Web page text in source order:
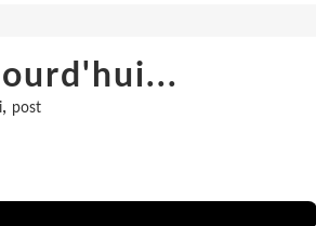
, post